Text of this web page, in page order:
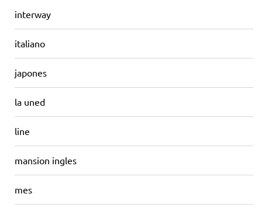
interway
italiano
japones
la uned
line
mansion ingles
mes